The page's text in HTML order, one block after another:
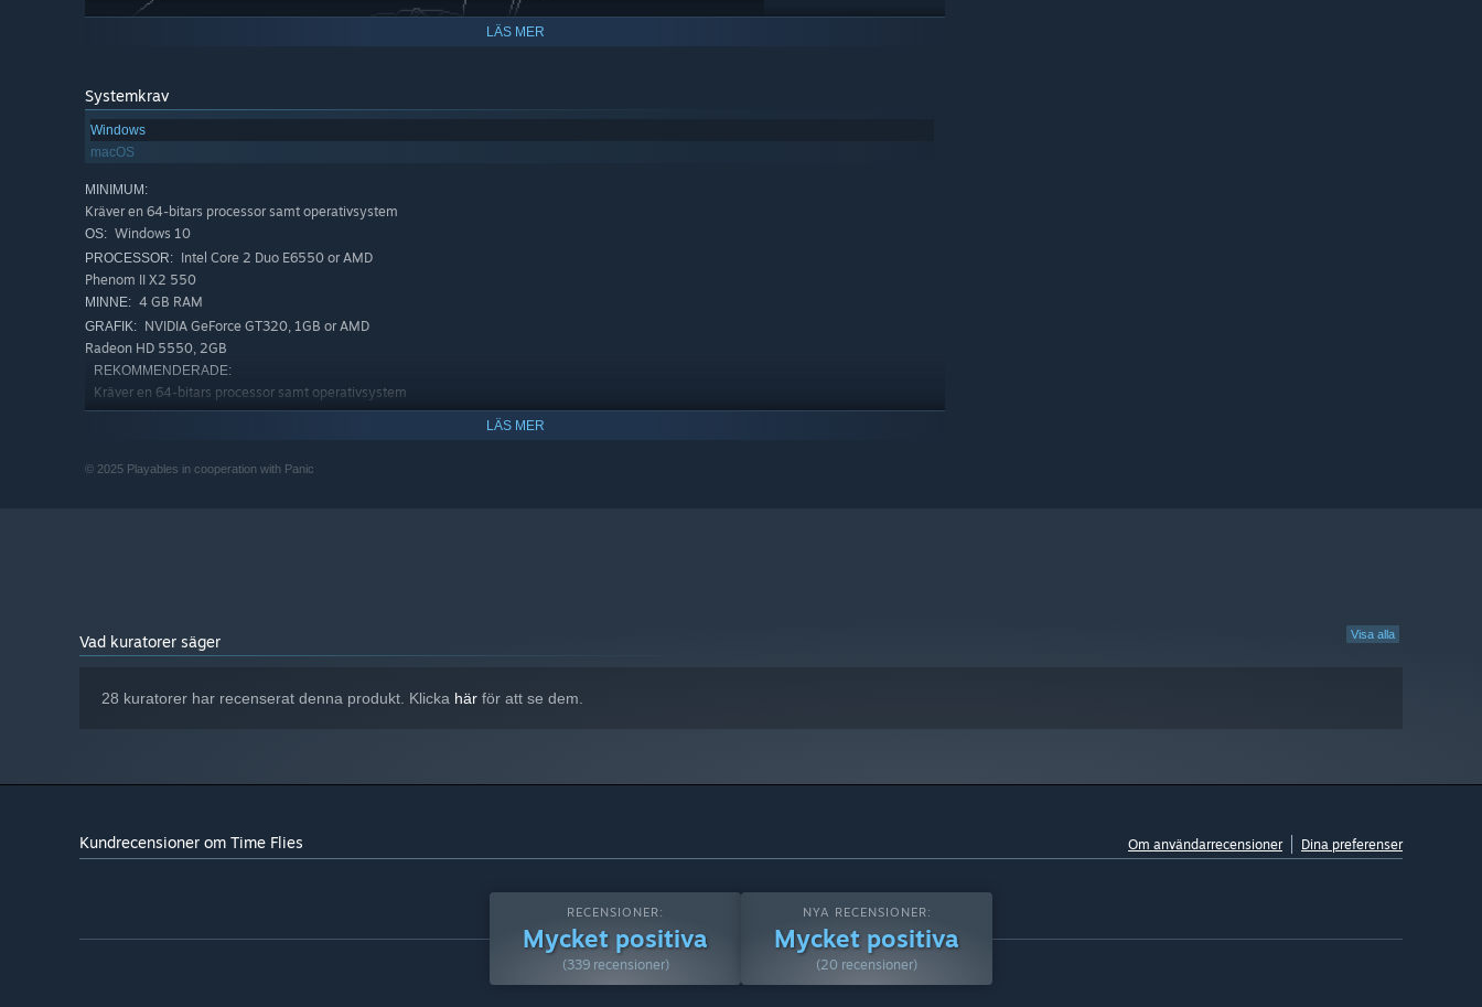
LÄS MER
Systemkrav
Windows
macOS
MINIMUM:
Kräver en 64-bitars processor samt operativsystem
OS: Windows 10
PROCESSOR: Intel Core 2 Duo E6550 or AMD
Phenom II X2 550
MINNE: 4 GB RAM
GRAFIK: NVIDIA GeForce GT320, 1GB or AMD
Radeon HD 5550, 2GB
REKOMMENDERADE:
Kräver en 64-bitars processor samt operativsystem
OS: Windows 11
Phenom II X2 550
LÄS MER
© 2025 Playables in cooperation with Panic
Visa alla
Vad kuratorer säger
28 kuratorer har recenserat denna produkt. Klicka här för att se dem.
Kundrecensioner om Time Flies Om användarrecensioner Dina preferenser
RECENSIONER:
Mycket positiva
(339 recensioner)
NYA RECENSIONER:
Mycket positiva
(20 recensioner)